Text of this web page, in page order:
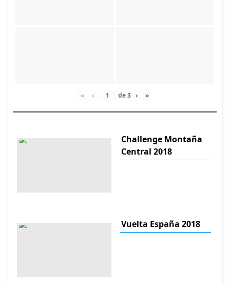
« ‹ de3 › »
Challenge Montaña
Central 2018
Vuelta España 2018